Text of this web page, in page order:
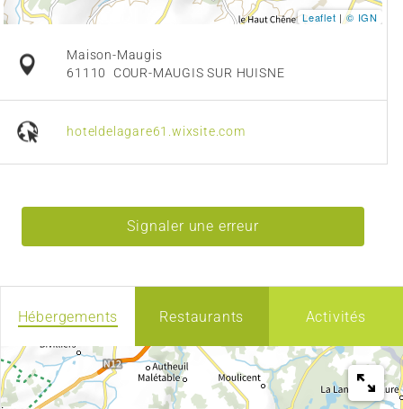
Leaflet |© IGN
Maison-Maugis
61110
COUR-MAUGIS SUR HUISNE
hoteldelagare61.wixsite.com
Signaler une erreur
Hébergements Restaurants Activités